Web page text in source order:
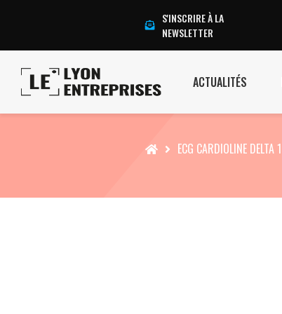
S'INSCRIRE À LA
NEWSLETTER
ACTUALITÉS
Accueil ECG CARDIOLINE DELTA 1